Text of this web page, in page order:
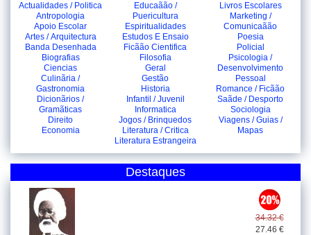
Actualidades / Politica
Antropologia
Apoio Escolar
Artes / Arquitectura
Banda Desenhada
Biografias
Ciencias
Culinãria /
Gastronomia
Dicionãrios /
Gramãticas
Direito
Economia
Educaãão /
Puericultura
Espiritualidades
Estudos E Ensaio
Ficãão Cientifica
Filosofia
Geral
Gestão
Historia
Infantil / Juvenil
Informatica
Jogos / Brinquedos
Literatura / Critica
Literatura Estrangeira
Livros Escolares
Marketing /
Comunicaãão
Poesia
Policial
Psicologia /
Desenvolvimento
Pessoal
Romance / Ficãão
Saãde / Desporto
Sociologia
Viagens / Guias /
Mapas
Destaques
34.32 €
27.46 €